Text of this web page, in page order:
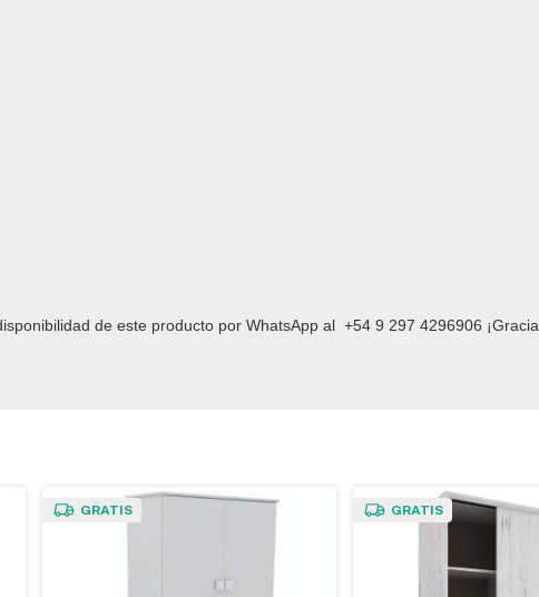
de este producto por WhatsApp al +54 9 297 4296906
GRATIS GRATIS